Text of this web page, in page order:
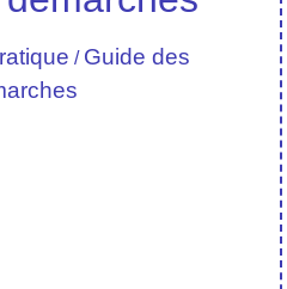
/ Guide des